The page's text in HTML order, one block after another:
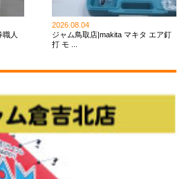
人
2026.08.04
ジャム鳥取店|makita マキタ エア釘
打 モ ...